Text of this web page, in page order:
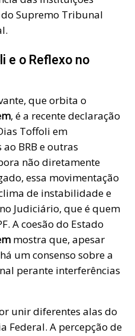
Supremo Tribunal
e o Reflexo no
que orbita o
, é a recente declaração
Toffoli em
BRB e outras
não diretamente
essa movimentação
de instabilidade e
Judiciário, que é quem
A coesão do Estado
mostra que, apesar
um consenso sobre a
perante interferências
unir diferentes alas do
Federal. A percepção de